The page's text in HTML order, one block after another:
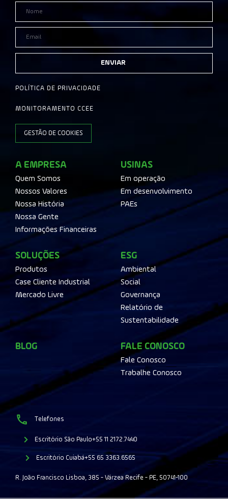
ENVIAR
POLÍTICA DE PRIVACIDADE
MONITORAMENTO CCEE
GESTÃO DE COOKIES
A EMPRESA
Quem Somos
Nossos Valores
Nossa História
Nossa Gente
Informações Financeiras
USINAS
Em operação
Em desenvolvimento
PAEs
SOLUÇÕES
Produtos
Case Cliente Industrial
Mercado Livre
ESG
Ambiental
Social
Governança
Relatório de
Sustentabilidade
BLOG FALE CONOSCO
Fale Conosco
Trabalhe Conosco
Telefones
Escritório São Paulo+55 11 2172.7440
Escritório Cuiabá+55 65 3363.6565
R. João Francisco Lisboa, 385 - Várzea Recife - PE, 50741-100